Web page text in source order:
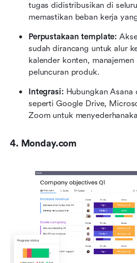
tugas didistribusikan di
memastikan beban kerja
Perpustakaan template:
sudah dirancang untuk alur
kalender konten, manajemen
peluncuran produk.
Integrasi: Hubungkan
seperti Google Drive,
Zoom untuk
4. Monday.com